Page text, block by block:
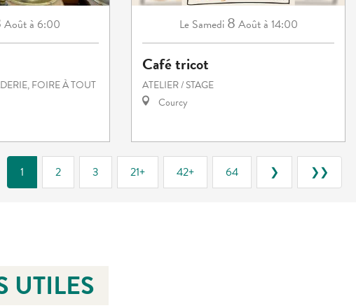
Aoûtà 6:00
FOIRE À TOUT
Le Samedi 8 Aoûtà 14:00
Café tricot
ATELIER / STAGE
Courcy
1 2 3 21+ 42+ 64 ❯ ❯❯
UTILES